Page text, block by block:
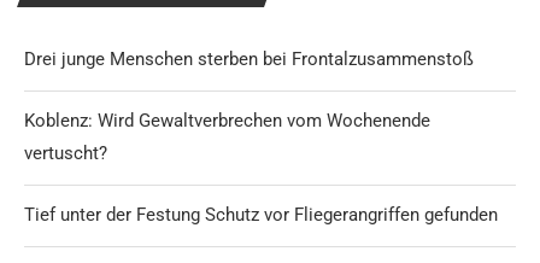
Drei junge Menschen sterben bei Frontalzusammenstoß
Koblenz: Wird Gewaltverbrechen vom Wochenende
vertuscht?
Tief unter der Festung Schutz vor Fliegerangriffen gefunden